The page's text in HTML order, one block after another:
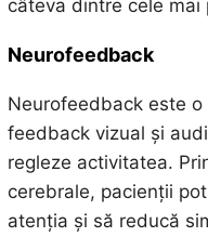
câteva dintre cele
Neurofeedback
Neurofeedback este
feedback vizual și
regleze activitatea.
cerebrale, pacienții
atenția și să reducă